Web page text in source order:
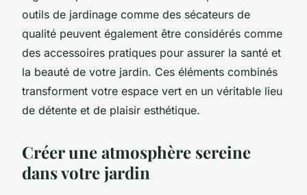
outils de jardinage comme des sécateurs de
qualité peuvent également être considérés comme
des accessoires pratiques pour assurer la santé et
la beauté de votre jardin. Ces éléments combinés
transforment votre espace vert en un véritable lieu
de détente et de plaisir esthétique.
Créer une atmosphère sereine
dans votre jardin